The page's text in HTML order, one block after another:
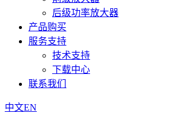
后级功率放大器
产品购买
服务支持
技术支持
下载中心
联系我们
中文EN